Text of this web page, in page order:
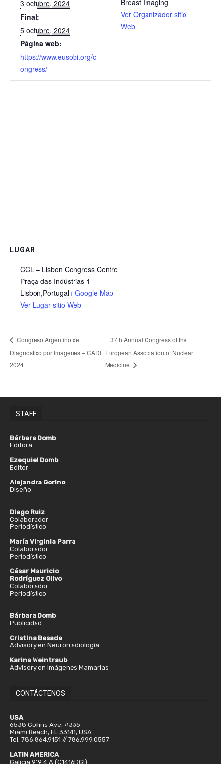
3 octubre, 2024
Final:
5 octubre, 2024
Página web:
https://www.eusobi.org/c
ongress/
Breast Imaging
Ver Organizador sitio
Web
LUGAR
CCL – Lisbon Congress Centre
Praça das Indústrias 1
Lisbon,Portugal+ Google Map
Ver Lugar sitio Web
Congreso Argentino de
Diagnóstico por Imágenes – CADI
2024
37th Annual Congress of the
European Association of Nuclear
Medicine
STAFF
Bárbara Domb
Editora
Ezequiel Domb
Editor
Alejandra Gorino
Diseño
Diego Ruiz
Colaborador
Periodístico
María Virginia Parra
Colaborador
Periodístico
César Mauricio
Rodríguez Olivo
Colaborador
Periodístico
Bárbara Domb
Publicidad
Cristina Besada
Advisory en Neurorradiología
Karina Weintraub
Advisory en Imágenes Mamarias
CONTÁCTENOS
USA
6538 Collins Ave. #335
Miami Beach, FL 33141, USA
Tel: 786.864.9151 // 786.999.0557
LATIN AMERICA
Galicia 919 4 A (C1416DGI)